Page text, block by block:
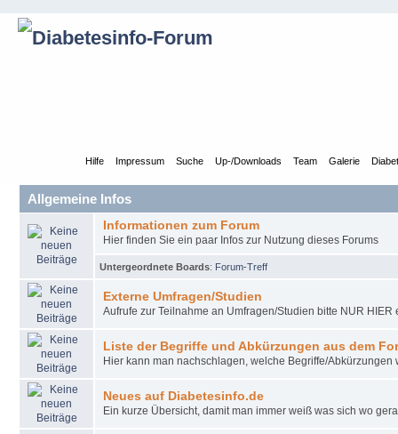
Hilfe Impressum Suche Up-/Downloads Team Galerie
Allgemeine Infos
Informationen zum Forum
Hier finden Sie ein paar Infos zur Nutzung dieses Forums
Untergeordnete Boards: Forum-Treff
Externe Umfragen/Studien
Aufrufe zur Teilnahme an Umfragen/Studien bitte NUR
Liste der Begriffe und Abkürzungen aus dem
Hier kann man nachschlagen, welche Begriffe/
Neues auf Diabetesinfo.de
Ein kurze Übersicht, damit man immer weiß was sich wo